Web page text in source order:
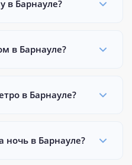
в Барнауле?
в Барнауле?
в Барнауле?
ночь в Барнауле?